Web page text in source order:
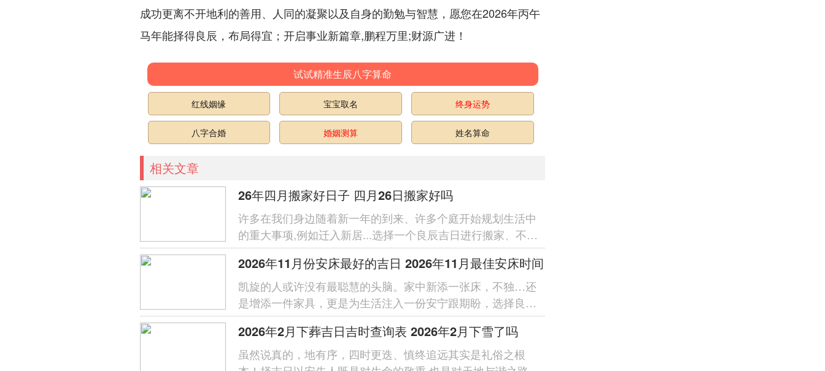
成功更离不开地利的善用、人同的凝聚以及自身的勤勉与智慧，愿您在2026年丙午
马年能择得良辰，布局得宜；开启事业新篇章,鹏程万里;财源广进！
试试精准生辰八字算命
红线姻缘 宝宝取名 终身运势
八字合婚 婚姻测算 姓名算命
相关文章
26年四月搬家好日子 四月26日搬家好吗
许多在我们身边随着新一年的到来、许多个庭开始规划生活中
的重大事项,例如迁入新居...选择一个良辰吉日进行搬家、不
光…也是传统文化的传承...
2026年11月份安床最好的吉日 2026年11月最佳安床时间
凯旋的人或许没有最聪慧的头脑。家中新添一张床，不独…还
是增添一件家具，更是为生活注入一份安宁跟期盼，选择良辰
吉日进行安床，是传承已久的家居...
2026年2月下葬吉日吉时查询表 2026年2月下雪了吗
虽然说真的，地有序，四时更迭、慎终追远其实是礼俗之根